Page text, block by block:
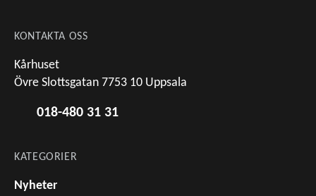
KONTAKTA OSS
Kårhuset
Övre Slottsgatan 7753 10 Uppsala
018-480 31 31
KATEGORIER
Nyheter